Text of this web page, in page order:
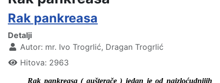
Rak pankreasa
Detalji
Autor: mr. Ivo Trogrlić, Dragan Trogrlić
Hitova: 2963
Rak pankreasa ( gušterače ) jedan je od najzloćudnijih